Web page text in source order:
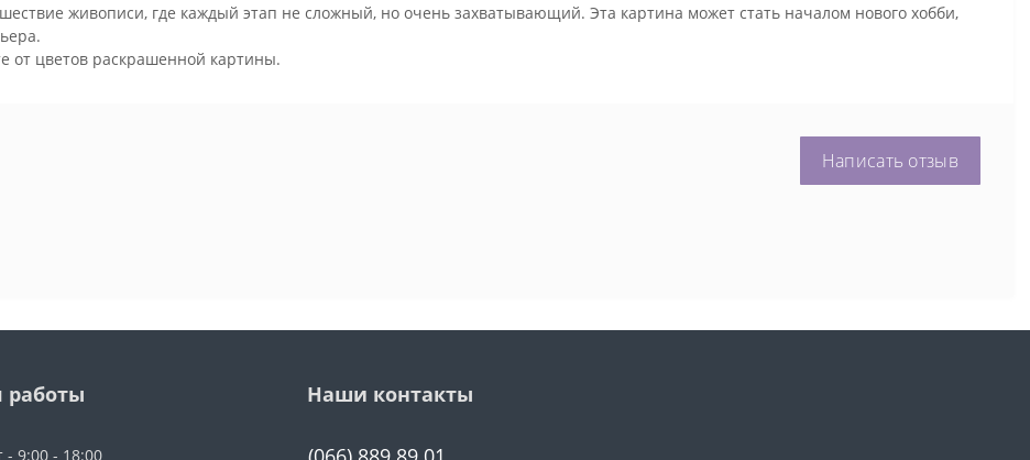
живописи, где каждый этап не сложный, но очень захватывающий. Эта картина может стать началом нового хобби,
от цветов раскрашенной картины.
Написать отзыв
работы
- 9:00 - 18:00
Наши контакты